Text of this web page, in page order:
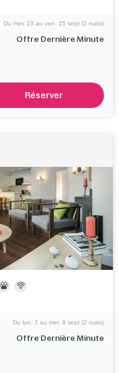
Offre Dernière Minute
Du mer. 23 au ven. 25 sept (2 nuits)
Réserver
Offre Dernière Minute
Du lun. 7 au mer. 9 sept (2 nuits)